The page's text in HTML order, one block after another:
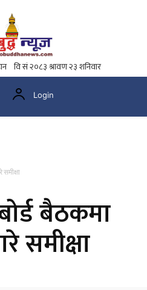
Login
समीक्षा
बैठकमा
समीक्षा